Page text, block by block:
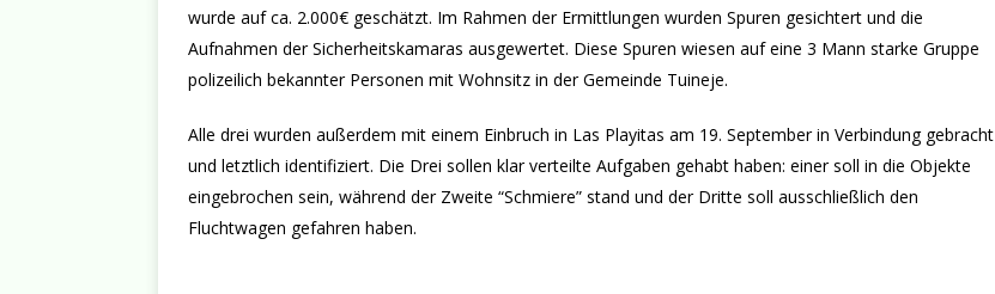
wurde auf ca. 2.000€ geschätzt. Im Rahmen der Ermittlungen wurden Spuren gesichtert und die
Aufnahmen der Sicherheitskamaras ausgewertet. Diese Spuren wiesen auf eine 3 Mann starke Gruppe
polizeilich bekannter Personen mit Wohnsitz in der Gemeinde Tuineje.
Alle drei wurden außerdem mit einem Einbruch in Las Playitas am 19. September in Verbindung gebracht
und letztlich identifiziert. Die Drei sollen klar verteilte Aufgaben gehabt haben: einer soll in die Objekte
eingebrochen sein, während der Zweite “Schmiere” stand und der Dritte soll ausschließlich den
Fluchtwagen gefahren haben.